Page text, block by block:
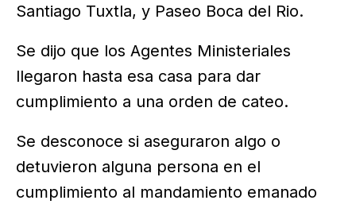
Santiago Tuxtla, y Paseo Boca del Rio.
Se dijo que los Agentes Ministeriales
llegaron hasta esa casa para dar
cumplimiento a una orden de cateo.
Se desconoce si aseguraron algo o
detuvieron alguna persona en el
cumplimiento al mandamiento emanado